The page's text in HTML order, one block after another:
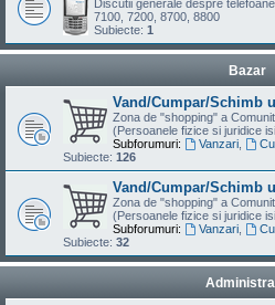
Discutii generale despre
7100, 7200, 8700, 8800
Subiecte: 1
Bazar
Vand/Cumpar/Schimb
Zona de "shopping" a
(Persoanele fizice si juridice
Subforumuri:
Vanzari,
Subiecte: 126
Vand/Cumpar/Schimb
Zona de "shopping" a
(Persoanele fizice si juridice
Subforumuri:
Vanzari,
Subiecte: 32